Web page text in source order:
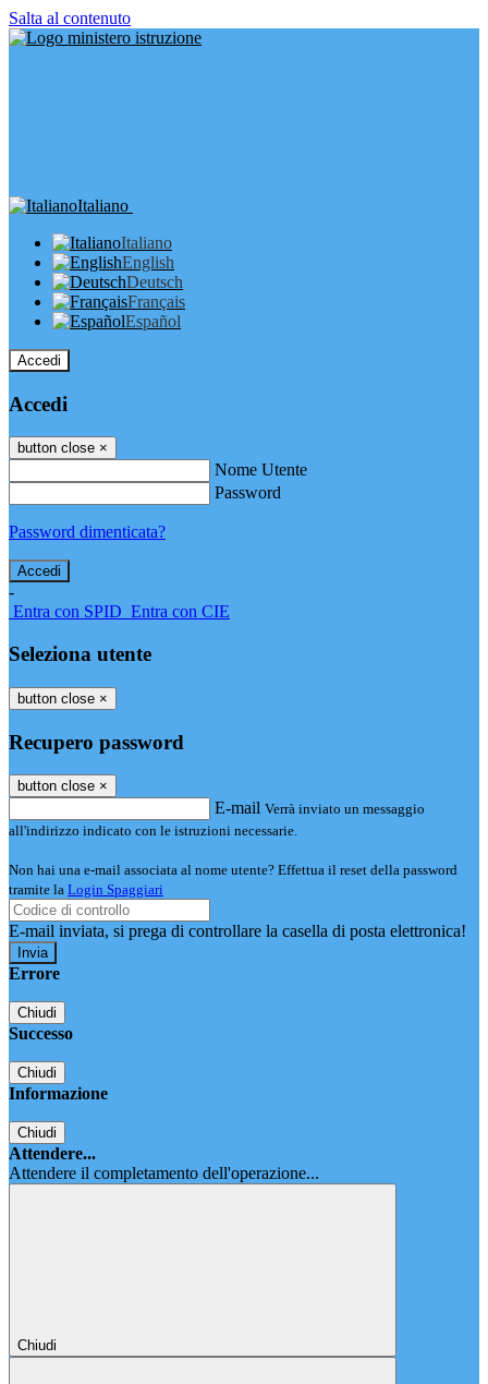
Salta al contenuto
Italiano
Italiano
English
Deutsch
Français
Español
Accedi
Accedi
button close ×
Nome Utente
Password
Password dimenticata?
-
Entra con SPID Entra con CIE
Seleziona utente
button close ×
Recupero password
button close ×
E-mail Verrà inviato un messaggio
all'indirizzo indicato con le istruzioni necessarie.
Non hai una e-mail associata al nome utente? Effettua il reset della password
tramite la Login Spaggiari
E-mail inviata, si prega di controllare la casella di posta elettronica!
Errore
Chiudi
Successo
Chiudi
Informazione
Chiudi
Attendere...
Attendere il completamento dell'operazione...
Chiudi